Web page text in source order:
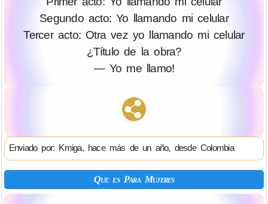
Segundo acto: Yo llamando mi celular
Tercer acto: Otra vez yo llamando mi celular
¿Título de la obra?
— Yo me llamo!
Enviado por: Kmiga, hace más de un año, desde Colombia
Que es Para Mujeres